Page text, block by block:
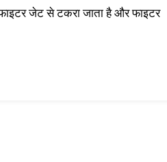
जेट से टकरा जाता है और फाइटर